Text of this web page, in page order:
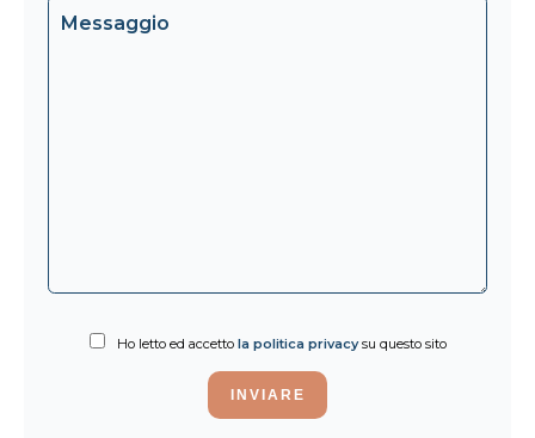
Ho letto ed accetto la politica privacysu questo sito
INVIARE